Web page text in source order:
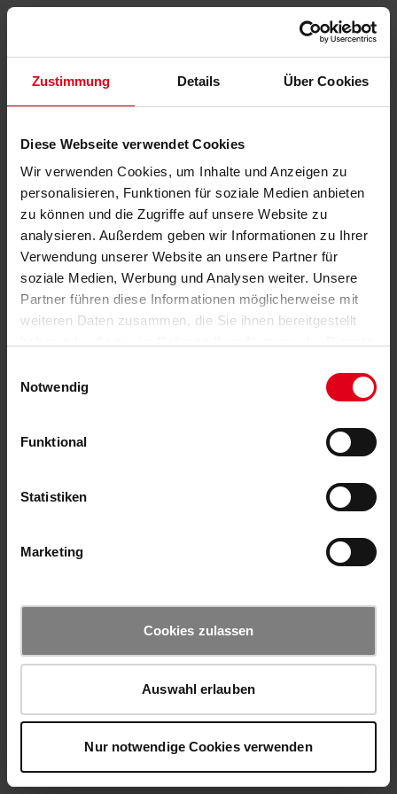
Zustimmung Details Über Cookies
Diese Webseite verwendet Cookies
Wir verwenden Cookies, um Inhalte und Anzeigen zu
personalisieren, Funktionen für soziale Medien anbieten
zu können und die Zugriffe auf unsere Website zu
analysieren. Außerdem geben wir Informationen zu Ihrer
Verwendung unserer Website an unsere Partner für
soziale Medien, Werbung und Analysen weiter. Unsere
Partner führen diese Informationen möglicherweise mit
weiteren Daten zusammen, die Sie ihnen bereitgestellt
Notwendig
Funktional
Statistiken
Marketing
Cookies zulassen
Auswahl erlauben
Nur notwendige Cookies verwenden